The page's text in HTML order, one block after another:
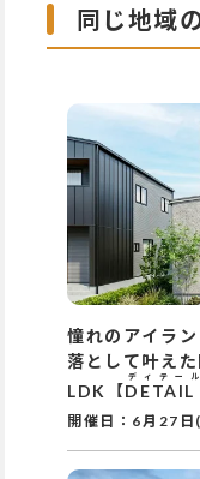
同じ地域
憧れのアイラ
落として叶え
LDK【DETAIL
ディテー
開催日： 6月27日